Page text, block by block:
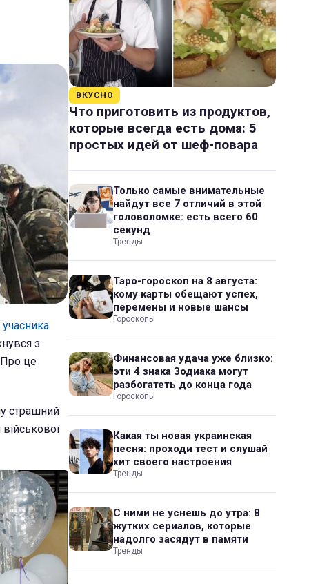
з
Про це
страшний
ВКУСНО
Что приготовить из продуктов,
которые всегда есть дома: 5
простых идей от шеф-повара
Только самые внимательные
найдут все 7 отличий в этой
головоломке: есть всего 60
секунд
Тренды
Таро-гороскоп на 8 августа:
кому карты обещают успех,
перемены и новые шансы
Гороскопы
Финансовая удача уже близко:
эти 4 знака Зодиака могут
разбогатеть до конца года
Гороскопы
Какая ты новая украинская
песня: проходи тест и слушай
хит своего настроения
Тренды
С ними не уснешь до утра: 8
жутких сериалов, которые
надолго засядут в памяти
Тренды